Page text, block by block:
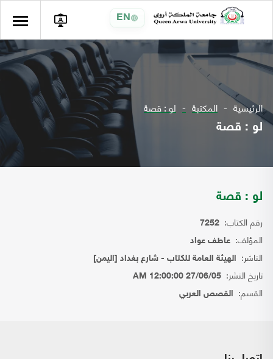
EN
الرئيسية المكتبة لو : قصة
لو : قصة
لو : قصة
رقم الكتاب: 7252
المؤلف: عاطف عواد
الناشر: الهيئة العامة للكتاب - شارع بغداد [اليمن]
تاريخ النشر: 27/06/05 12:00:00 AM
القسم: القصص العربي